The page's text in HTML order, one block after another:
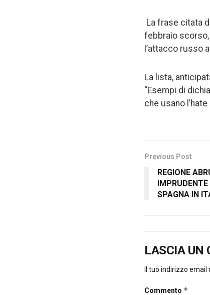
La frase citata
febbraio scorso,
l’attacco russo
La lista,
“Esempi di
che usano
Previous Post
REGIONE
IMPRUDENTE
SPAGNA IN
LASCIA UN
Il tuo indirizzo email
Commento *